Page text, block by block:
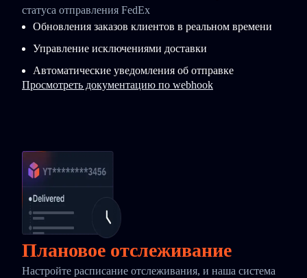
статуса отправления FedEx
Обновления заказов клиентов в реальном времени
Управление исключениями доставки
Автоматические уведомления об отправке
Просмотреть документацию по webhook
Плановое отслеживание
Настройте расписание отслеживания, и наша система